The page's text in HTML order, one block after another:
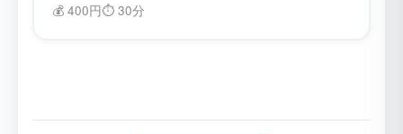
💰 400円⏱️ 30分